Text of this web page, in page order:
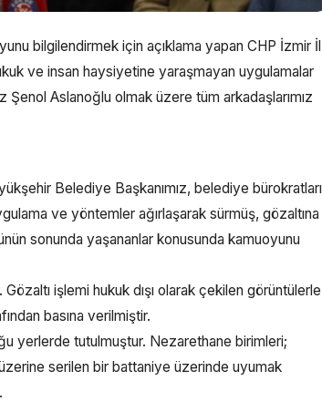
bilgilendirmek için açıklama yapan CHP İzmir İl
ve insan haysiyetine yaraşmayan uygulamalar
Şenol Aslanoğlu olmak üzere tüm arkadaşlarımız
Belediye Başkanımız, belediye bürokratları
ve yöntemler ağırlaşarak sürmüş, gözaltına
sonunda yaşananlar konusunda kamuoyunu
Gözaltı işlemi hukuk dışı olarak çekilen görüntülerle
basına verilmiştir.
yerlerde tutulmuştur. Nezarethane birimleri;
serilen bir battaniye üzerinde uyumak